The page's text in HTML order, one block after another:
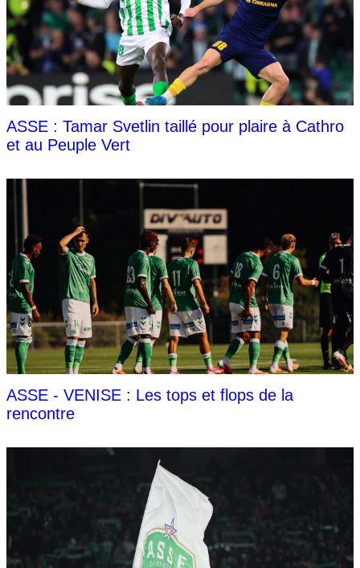
ASSE : Tamar Svetlin taillé pour plaire à Cathro
et au Peuple Vert
ASSE - VENISE : Les tops et flops de la
rencontre